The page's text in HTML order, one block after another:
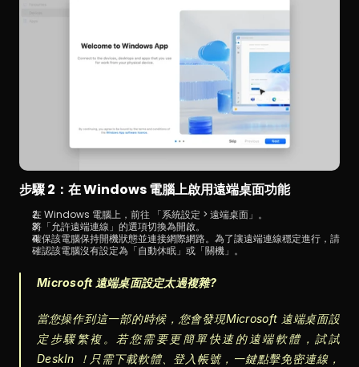
步驟 2：在 Windows 電腦上啟用遠端桌面功能
在 Windows 電腦上，前往 「系統設定 > 遠端桌面」。
將「允許遠端連線」的選項切換為開啟。
確保該電腦保持開機狀態並連接網際網路。為了讓遠端連線穩定進行，請
確認該電腦沒有設定為「自動休眠」或「關機」。
Microsoft 遠端桌面設定太過複雜?
當您操作到這一部的時候，您會發現Microsoft 遠端桌面設
定步驟繁複。若您需要更簡單快速的遠端軟體，試試
DeskIn ！只需下載軟體、登入帳號，一鍵點擊免密連線，